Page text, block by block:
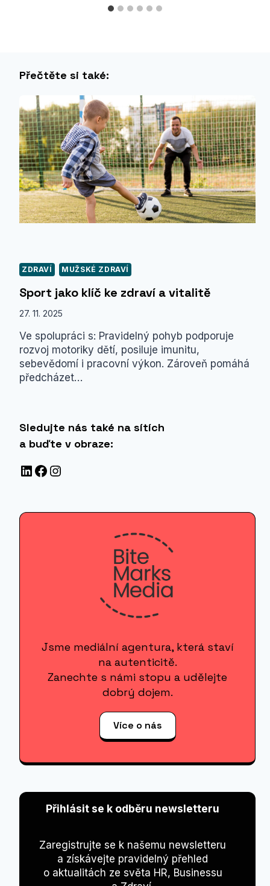
Přečtěte si také:
ZDRAVÍ MUŽSKÉ ZDRAVÍ
Sport jako klíč ke zdraví a vitalitě
27. 11. 2025
Ve spolupráci s: Pravidelný pohyb podporuje
rozvoj motoriky dětí, posiluje imunitu,
sebevědomí i pracovní výkon. Zároveň pomáhá
předcházet…
Sledujte nás také na sítích
a buďte v obraze:
LinkedIn
Facebook
Instagram
Jsme mediální agentura, která staví
na autenticitě.
Zanechte s námi stopu a udělejte
dobrý dojem.
Více o nás
Přihlásit se k odběru newsletteru
Zaregistrujte se k našemu newsletteru
a získávejte pravidelný přehled
o aktualitách ze světa HR, Businessu